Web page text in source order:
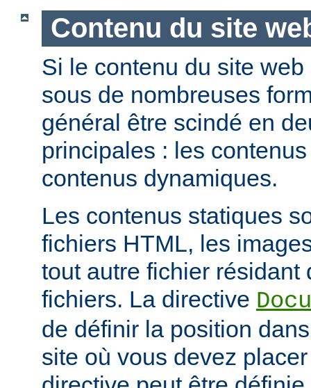
Contenu du site
Si le contenu du site
sous de nombreuses
général être scindé en
principales : les
contenus dynamiques.
Les contenus statiques
fichiers HTML, les
tout autre fichier résidant
fichiers. La directive
de définir la position
site où vous devez